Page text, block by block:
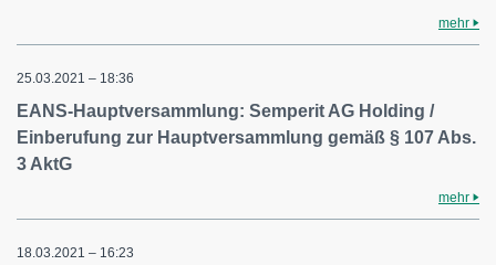
mehr
25.03.2021 – 18:36
EANS-Hauptversammlung: Semperit AG Holding /
Einberufung zur Hauptversammlung gemäß § 107 Abs.
3 AktG
mehr
18.03.2021 – 16:23